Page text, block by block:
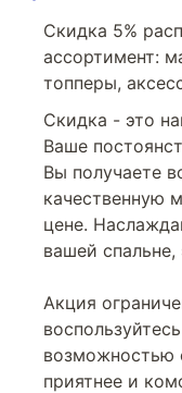
Скидка 5%
ассортимент:
топперы,
Скидка - это
Ваше
Вы получаете
качественную
цене.
вашей
Акция
возможностью
приятнее и